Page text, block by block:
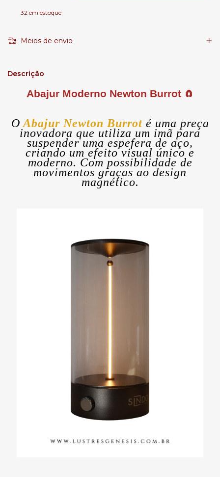
32 em estoque
Meios de envio
Descrição
Abajur Moderno Newton Burrot 🧲
O Abajur Newton Burroté uma preça
inovadora que utiliza um imã para
suspender uma espefera de aço,
criando um efeito visual único e
moderno. Com possibilidade de
movimentos graças ao design
magnético.